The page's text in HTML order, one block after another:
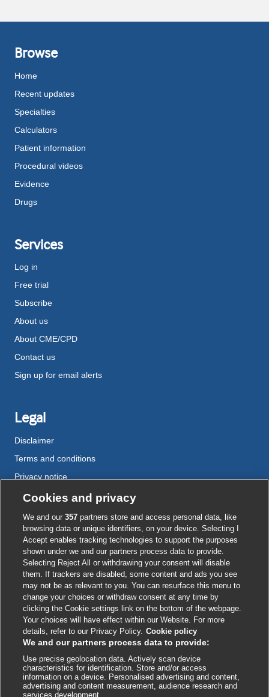
Browse
Home
Recent updates
Specialties
Calculators
Patient information
Procedural videos
Evidence
Drugs
Services
Log in
Free trial
Subscribe
About us
About CME/CPD
Contact us
Sign up for email alerts
Legal
Disclaimer
Terms and conditions
Privacy notice
Cookie policy
Accessibility
External
link
opens
in
a
new
window
External
link
opens
in
a
new
window
External
link
opens
in
a
new
window
External
link
opens
in
a
new
window
External
link
opens
in
a
new
window
© BMJ Publishing Group 2026
ISSN 2515-9615
Cookies and privacy
We and our357 partners store and access personal data, like
browsing data or unique identifiers, on your device. Selecting I
Accept enables tracking technologies to support the purposes
shown under we and our partners process data to provide.
Selecting Reject All or withdrawing your consent will disable
them. If trackers are disabled, some content and ads you see
may not be as relevant to you. You can resurface this menu to
change your choices or withdraw consent at any time by
clicking the Cookie settings link on the bottom of the webpage.
Your choices will have effect within our Website. For more
details, refer to our Privacy Policy. Cookie policy
We and our partners process data to provide:
Use precise geolocation data. Actively scan device
characteristics for identification. Store and/or access
information on a device. Personalised advertising and content,
advertising and content measurement, audience research and
services development.